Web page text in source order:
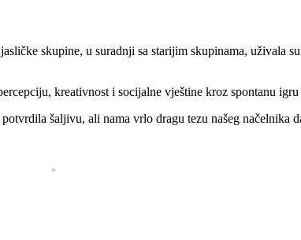
skupine, u suradnji sa starijim skupinama, uživala
kreativnost i socijalne vještine kroz spontanu
šaljivu, ali nama vrlo dragu tezu našeg načelnika